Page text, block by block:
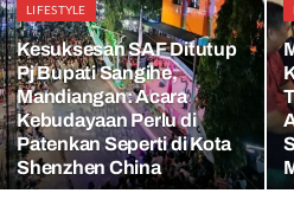
LIFESTYLE
Kesuksesan SAF Ditutup
Pj Bupati Sangihe,
Mandiangan: Acara
Kebudayaan Perlu di
Patenkan Seperti di Kota
Shenzhen China